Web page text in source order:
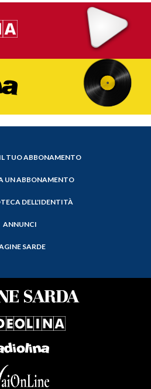
TUO ABBONAMENTO
UN ABBONAMENTO
DELL'IDENTITÀ
ANNUNCI
SARDE